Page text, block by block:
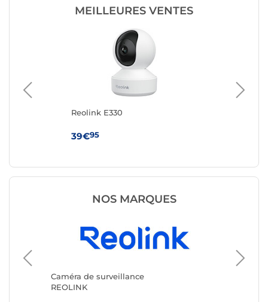
MEILLEURES VENTES
Reolink E330
39€95
NOS MARQUES
Caméra de surveillance
REOLINK